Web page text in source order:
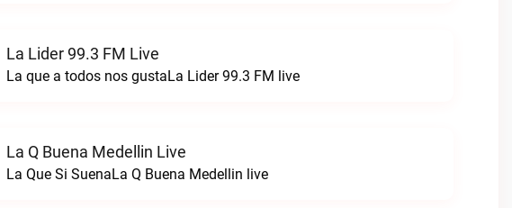
La Lider 99.3 FM Live
La que a todos nos gustaLa Lider 99.3 FM live
La Q Buena Medellin Live
La Que Si SuenaLa Q Buena Medellin live